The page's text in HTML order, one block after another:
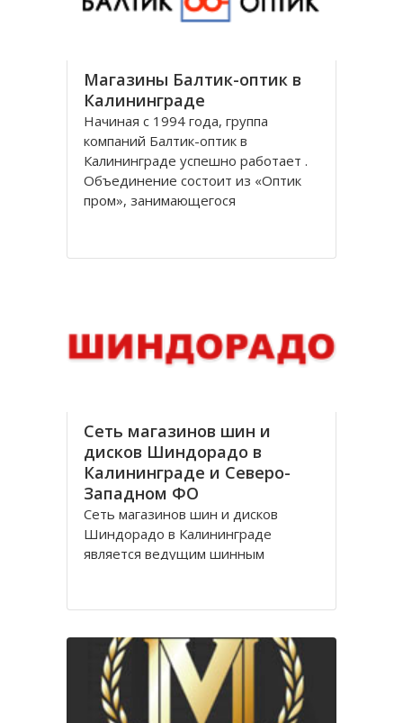
Магазины Балтик-оптик в
Калининграде
Начиная с 1994 года, группа
компаний Балтик-оптик в
Калининграде успешно работает .
Объединение состоит из «Оптик
пром», занимающегося
оптическая компания,
Сеть магазинов шин и
дисков Шиндорадо в
Калининграде и Северо-
Западном ФО
Сеть магазинов шин и дисков
Шиндорадо в Калининграде
является ведущим шинным
восемь магазинов, но компания не
желает останавливаться на
достигнутом уровне и продолжает
расширяться.
Магазины Шиндорадо в